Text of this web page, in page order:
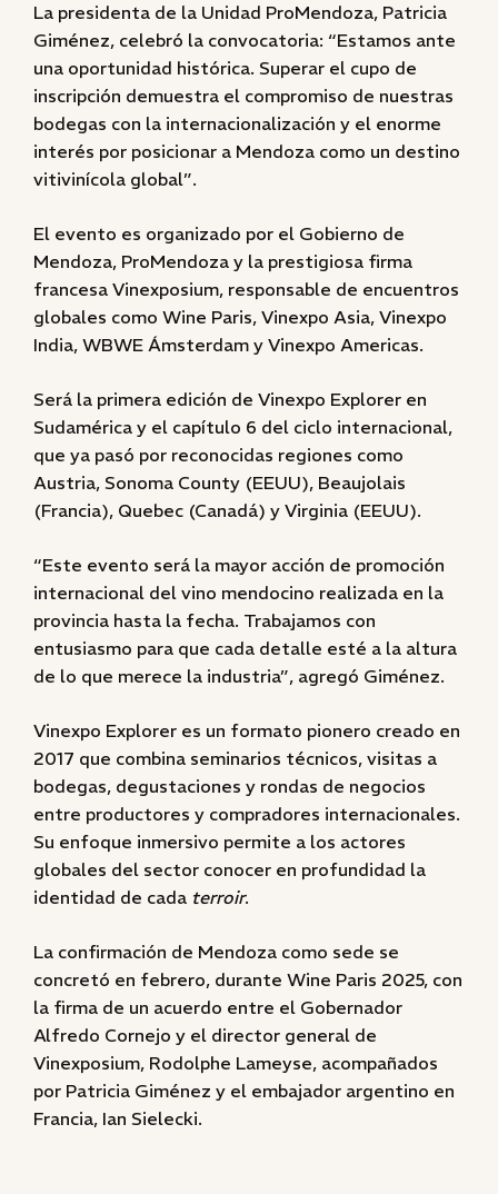
La presidenta de la Unidad ProMendoza, Patricia
Giménez, celebró la convocatoria: “Estamos ante
una oportunidad histórica. Superar el cupo de
inscripción demuestra el compromiso de nuestras
bodegas con la internacionalización y el enorme
interés por posicionar a Mendoza como un destino
vitivinícola global”.
El evento es organizado por el Gobierno de
Mendoza, ProMendoza y la prestigiosa firma
francesa Vinexposium, responsable de encuentros
globales como Wine Paris, Vinexpo Asia, Vinexpo
India, WBWE Ámsterdam y Vinexpo Americas.
Será la primera edición de Vinexpo Explorer en
Sudamérica y el capítulo 6 del ciclo internacional,
que ya pasó por reconocidas regiones como
Austria, Sonoma County (EEUU), Beaujolais
(Francia), Quebec (Canadá) y Virginia (EEUU).
“Este evento será la mayor acción de promoción
internacional del vino mendocino realizada en la
provincia hasta la fecha. Trabajamos con
entusiasmo para que cada detalle esté a la altura
de lo que merece la industria”, agregó Giménez.
Vinexpo Explorer es un formato pionero creado en
2017 que combina seminarios técnicos, visitas a
bodegas, degustaciones y rondas de negocios
entre productores y compradores internacionales.
Su enfoque inmersivo permite a los actores
globales del sector conocer en profundidad la
identidad de cada terroir.
La confirmación de Mendoza como sede se
concretó en febrero, durante Wine Paris 2025, con
la firma de un acuerdo entre el Gobernador
Alfredo Cornejo y el director general de
Vinexposium, Rodolphe Lameyse, acompañados
por Patricia Giménez y el embajador argentino en
Francia, Ian Sielecki.